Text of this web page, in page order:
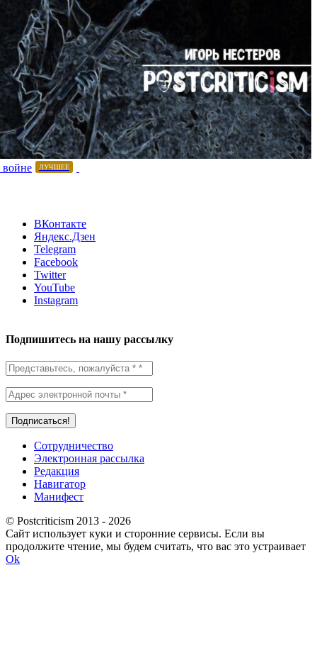
ЛУЧШЕЕ
ВКонтакте
Яндекс.Дзен
Telegram
Facebook
Twitter
YouTube
Instagram
Подпишитесь на нашу рассылку
Сотрудничество
Электронная рассылка
Редакция
Навигатор
Манифест
© Postcriticism 2013 - 2026
Сайт использует куки и сторонние сервисы. Если вы
продолжите чтение, мы будем считать, что вас это устраивает
Ok